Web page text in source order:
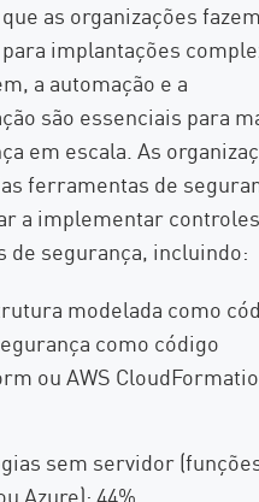
as organizações
implantações
a automação e a
são essenciais para
em escala. As
ferramentas de
a implementar
de segurança, incluindo:
modelada como
como código
ou AWS
sem servidor
Azure): 44%